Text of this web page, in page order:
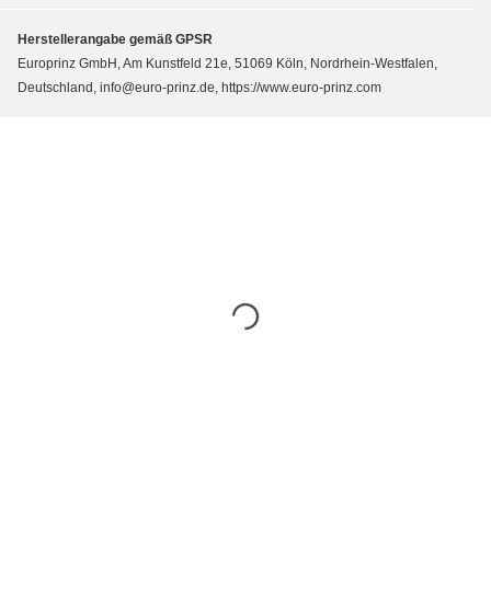
Herstellerangabe gemäß GPSR
Europrinz GmbH, Am Kunstfeld 21e, 51069 Köln, Nordrhein-Westfalen,
Deutschland, info@euro-prinz.de, https://www.euro-prinz.com